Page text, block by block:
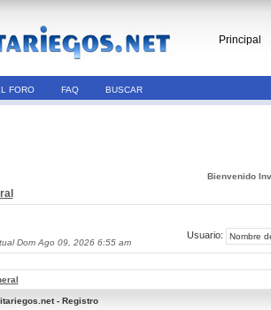
Principal
FORO FAQ BUSCAR
Bienvenido
Dom Ago 09, 2026 6:55 am
Usuario:
- Registro